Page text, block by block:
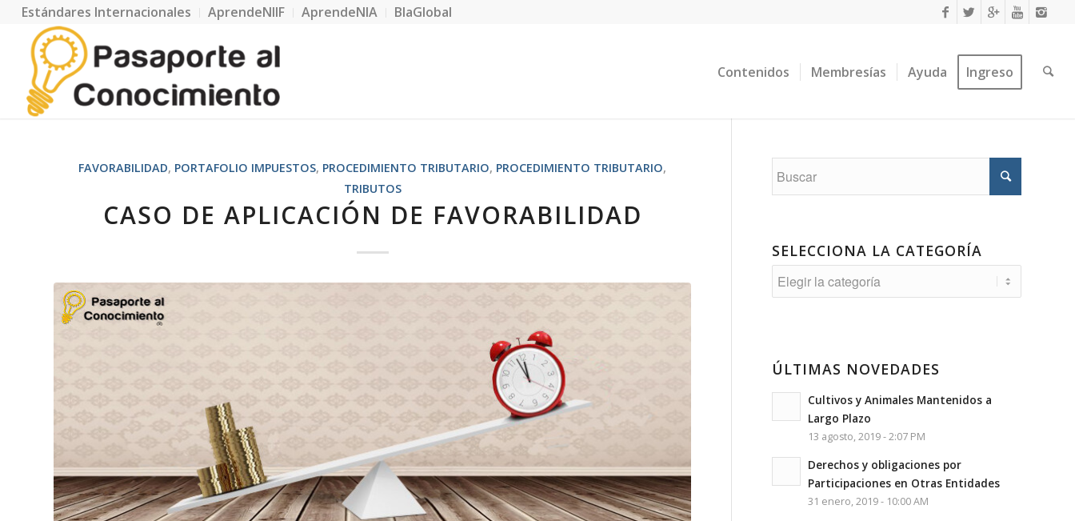
Estándares Internacionales AprendeNIIF AprendeNIA BlaGlobal
Contenidos Membresías Ayuda Ingreso
FAVORABILIDAD, PORTAFOLIO IMPUESTOS, PROCEDIMIENTO TRIBUTARIO, PROCEDIMIENTO TRIBUTARIO,
TRIBUTOS
CASO DE APLICACIÓN DE FAVORABILIDAD
SELECCIONA LA CATEGORÍA
Selecciona
la
ÚLTIMAS NOVEDADES
Cultivos y Animales Mantenidos a
Largo Plazo
13 agosto, 2019 - 2:07 PM
Derechos y obligaciones por
Participaciones en Otras Entidades
31 enero, 2019 - 10:00 AM